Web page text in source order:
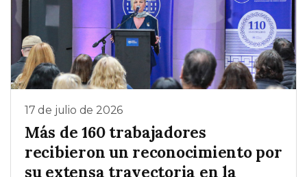
17 de julio de 2026
Más de 160 trabajadores
recibieron un reconocimiento por
su extensa trayectoria en la